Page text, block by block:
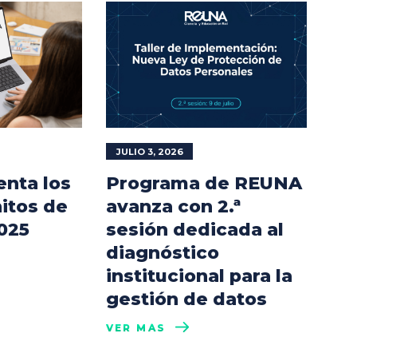
los
de
JULIO 3, 2026
Programa de REUNA
avanza con 2.ª
sesión dedicada al
diagnóstico
institucional para la
gestión de datos
VER MÁS